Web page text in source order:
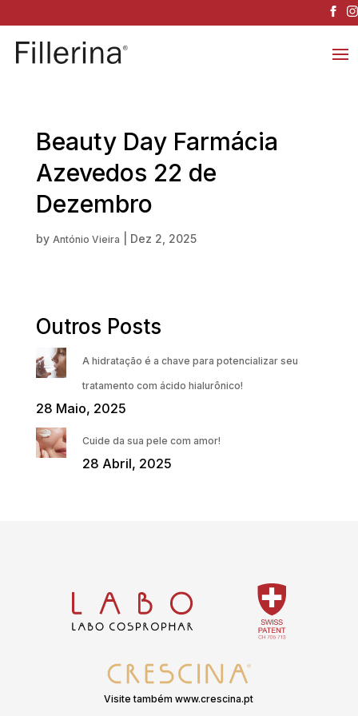
Beauty Day Farmácia
Azevedos 22 de
Dezembro
by António Vieira Dez 2, 2025
Outros Posts
A hidratação é a chave para potencializar seu
tratamento com ácido hialurônico!
28 Maio, 2025
Cuide da sua pele com amor!
28 Abril, 2025
Visite também www.crescina.pt